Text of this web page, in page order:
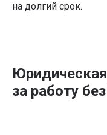
на долгий срок.
за работу